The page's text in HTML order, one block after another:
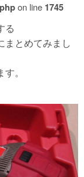
on line 1745
る
まとめてみまし
。